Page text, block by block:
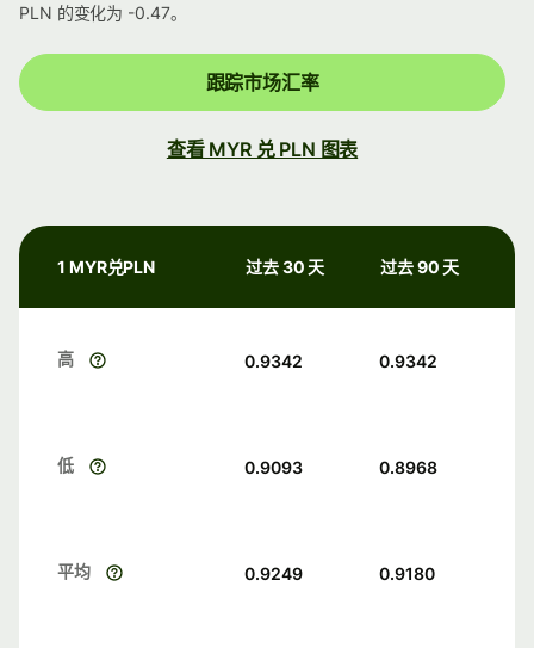
PLN 的变化为 -0.47。
跟踪市场汇率
查看 MYR 兑 PLN 图表
1 MYR兑PLN 过去 30 天 过去 90 天
高 0.9342 0.9342
低 0.9093 0.8968
平均 0.9249 0.9180